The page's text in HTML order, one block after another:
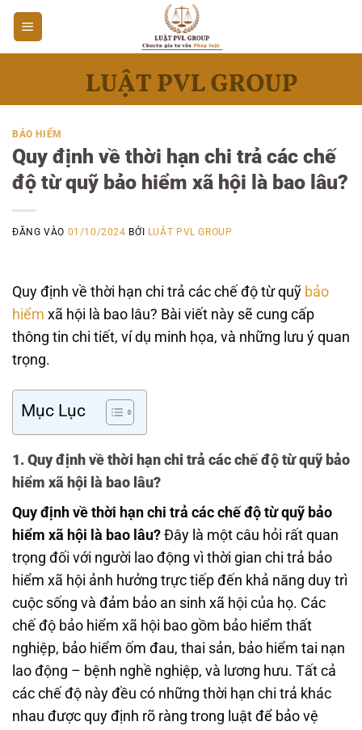
Bỏ
qua
nội
BẢO HIỂM
Quy định về thời hạn chi trả các chế
độ từ quỹ bảo hiểm xã hội là bao lâu?
ĐĂNG VÀO 01/10/2024 BỞI LUẬT PVL GROUP
Quy định về thời hạn chi trả các chế độ từ quỹ bảo
hiểm xã hội là bao lâu? Bài viết này sẽ cung cấp
thông tin chi tiết, ví dụ minh họa, và những lưu ý quan
trọng.
Mục Lục
1. Quy định về thời hạn chi trả các chế độ từ quỹ bảo
hiểm xã hội là bao lâu?
Quy định về thời hạn chi trả các chế độ từ quỹ bảo
hiểm xã hội là bao lâu? Đây là một câu hỏi rất quan
trọng đối với người lao động vì thời gian chi trả bảo
hiểm xã hội ảnh hưởng trực tiếp đến khả năng duy trì
cuộc sống và đảm bảo an sinh xã hội của họ. Các
chế độ bảo hiểm xã hội bao gồm bảo hiểm thất
nghiệp, bảo hiểm ốm đau, thai sản, bảo hiểm tai nạn
lao động – bệnh nghề nghiệp, và lương hưu. Tất cả
các chế độ này đều có những thời hạn chi trả khác
nhau được quy định rõ ràng trong luật để bảo vệ